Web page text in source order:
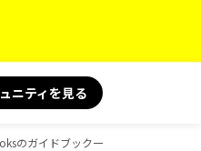
ニティを見る
のガイドブック一覧